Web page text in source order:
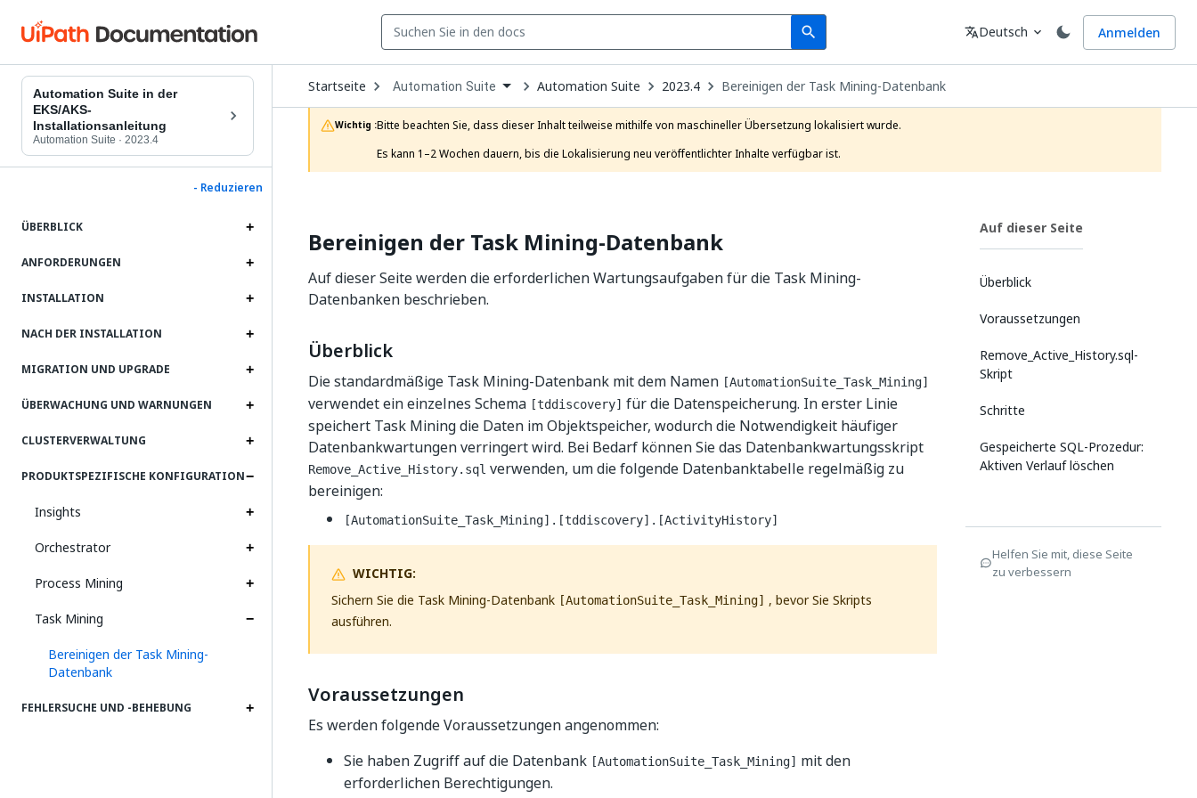
search
Search Sprache
translateDeutsch expand_more Anmelden
Automation Suite in der
EKS/AKS-
Installationsanleitung
Automation Suite · 2023.4
- Reduzieren
ÜBERBLICK
ANFORDERUNGEN
INSTALLATION
NACH DER INSTALLATION
MIGRATION UND UPGRADE
ÜBERWACHUNG UND WARNUNGEN
CLUSTERVERWALTUNG
PRODUKTSPEZIFISCHE KONFIGURATION
Insights
Orchestrator
Process Mining
Task Mining
Bereinigen der Task Mining-
Datenbank
FEHLERSUCHE UND ‑BEHEBUNG
Startseite Open
Dropdown
to
choose
product
Automation Suite Automation Suite 2023.4 Bereinigen der Task Mining-Datenbank
Wichtig :Bitte beachten Sie, dass dieser Inhalt teilweise mithilfe von maschineller Übersetzung lokalisiert wurde.
Es kann 1–2 Wochen dauern, bis die Lokalisierung neu veröffentlichter Inhalte verfügbar ist.
Bereinigen der Task Mining-Datenbank
Auf dieser Seite werden die erforderlichen Wartungsaufgaben für die Task Mining-
Datenbanken beschrieben.
Überblick
Die standardmäßige Task Mining-Datenbank mit dem Namen [AutomationSuite_Task_Mining]
verwendet ein einzelnes Schema [tddiscovery] für die Datenspeicherung. In erster Linie
speichert Task Mining die Daten im Objektspeicher, wodurch die Notwendigkeit häufiger
Datenbankwartungen verringert wird. Bei Bedarf können Sie das Datenbankwartungsskript
Remove_Active_History.sql verwenden, um die folgende Datenbanktabelle regelmäßig zu
bereinigen:
[AutomationSuite_Task_Mining].[tddiscovery].[ActivityHistory]
WICHTIG:
Sichern Sie die Task Mining-Datenbank [AutomationSuite_Task_Mining] , bevor Sie Skripts
ausführen.
Voraussetzungen
Es werden folgende Voraussetzungen angenommen:
Sie haben Zugriff auf die Datenbank [AutomationSuite_Task_Mining] mit den
erforderlichen Berechtigungen.
Auf dieser Seite
Überblick
Voraussetzungen
Remove_Active_History.sql-
Skript
Schritte
Gespeicherte SQL-Prozedur:
Aktiven Verlauf löschen
Helfen Sie mit, diese Seite
zu verbessern